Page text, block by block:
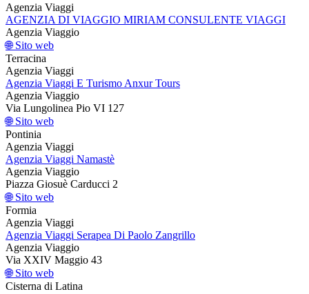
Agenzia Viaggi
AGENZIA DI VIAGGIO MIRIAM CONSULENTE VIAGGI
Agenzia Viaggio
🌐 Sito web
Terracina
Agenzia Viaggi
Agenzia Viaggi E Turismo Anxur Tours
Agenzia Viaggio
Via Lungolinea Pio VI 127
🌐 Sito web
Pontinia
Agenzia Viaggi
Agenzia Viaggi Namastè
Agenzia Viaggio
Piazza Giosuè Carducci 2
🌐 Sito web
Formia
Agenzia Viaggi
Agenzia Viaggi Serapea Di Paolo Zangrillo
Agenzia Viaggio
Via XXIV Maggio 43
🌐 Sito web
Cisterna di Latina